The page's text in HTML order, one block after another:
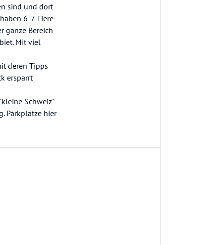
sind und dort
6-7 Tiere
ganze Bereich
Mit viel
deren Tipps
ersparrt
Schweiz"
Parkplätze hier